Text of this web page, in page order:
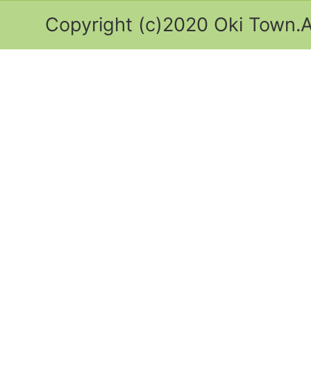
Copyright (c)2020 Oki